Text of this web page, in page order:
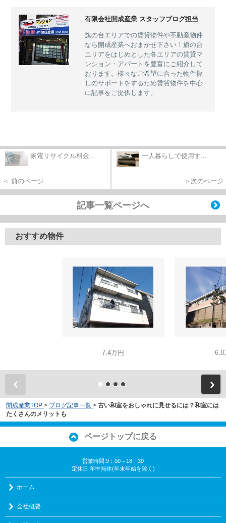
有限会社開成産業 スタッフブログ担当
旗の台エリアでの賃貸物件や不動産物件
なら開成産業へおまかせ下さい！旗の台
エリアをはじめとした各エリアの賃貸マ
ンション・アパートを豊富にご紹介して
おります。様々なご希望に合った物件探
しのサポートをするため賃貸物件を中心
に記事をご提供します。
家電リサイクル料金...
＜ 前のページ
一人暮らしで使用す...
＞次のページ
記事一覧ページへ
おすすめ物件
-
7.4万円
6.8
開成産業TOP > ブログ記事一覧 > 古い和室をおしゃれに見せるには？和室には
たくさんのメリットも
ページトップに戻る
営業時間:9：00～18：30
定休日:年中無休(年末年始を除く)
ホーム
会社概要